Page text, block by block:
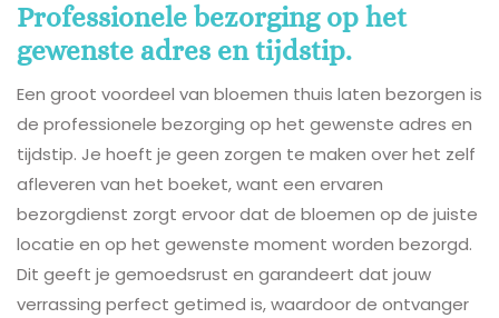
Professionele bezorging op het
gewenste adres en tijdstip.
Een groot voordeel van bloemen thuis laten bezorgen is
de professionele bezorging op het gewenste adres en
tijdstip. Je hoeft je geen zorgen te maken over het zelf
afleveren van het boeket, want een ervaren
bezorgdienst zorgt ervoor dat de bloemen op de juiste
locatie en op het gewenste moment worden bezorgd.
Dit geeft je gemoedsrust en garandeert dat jouw
verrassing perfect getimed is, waardoor de ontvanger